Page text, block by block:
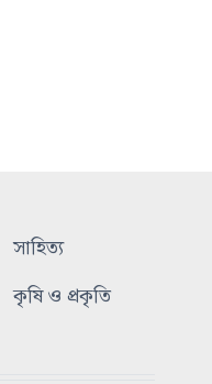
সাহিত্য
কৃষি ও প্রকৃতি